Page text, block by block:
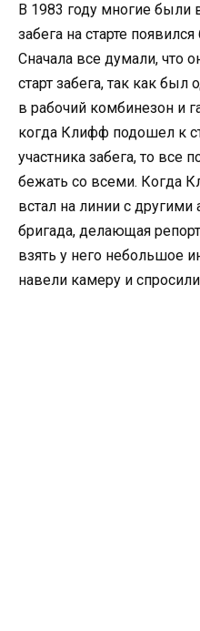
В 1983 году многие были
забега на старте
Сначала все думали, что
старт забега, так как был
в рабочий комбинезон­ и
когда Клифф подошел к
участника забега, то все
бежать со всеми. Когда
встал на линии с другими
бригада, делающая
взять у него небольшое
навели камеру и